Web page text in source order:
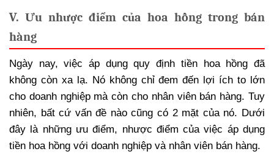
V. Ưu nhược điểm của hoa hồng trong bán
hàng
Ngày nay, việc áp dụng quy định tiền hoa hồng đã
không còn xa lạ. Nó không chỉ đem đến lợi ích to lớn
cho doanh nghiệp mà còn cho nhân viên bán hàng. Tuy
nhiên, bất cứ vấn đề nào cũng có 2 mặt của nó. Dưới
đây là những ưu điểm, nhược điểm của việc áp dụng
tiền hoa hồng với doanh nghiệp và nhân viên bán hàng.